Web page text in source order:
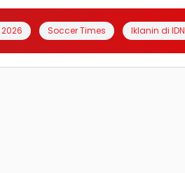
Soccer Times Iklanin di IDN